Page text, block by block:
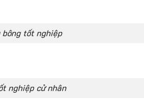
tốt nghiệp
nghiệp cử nhân